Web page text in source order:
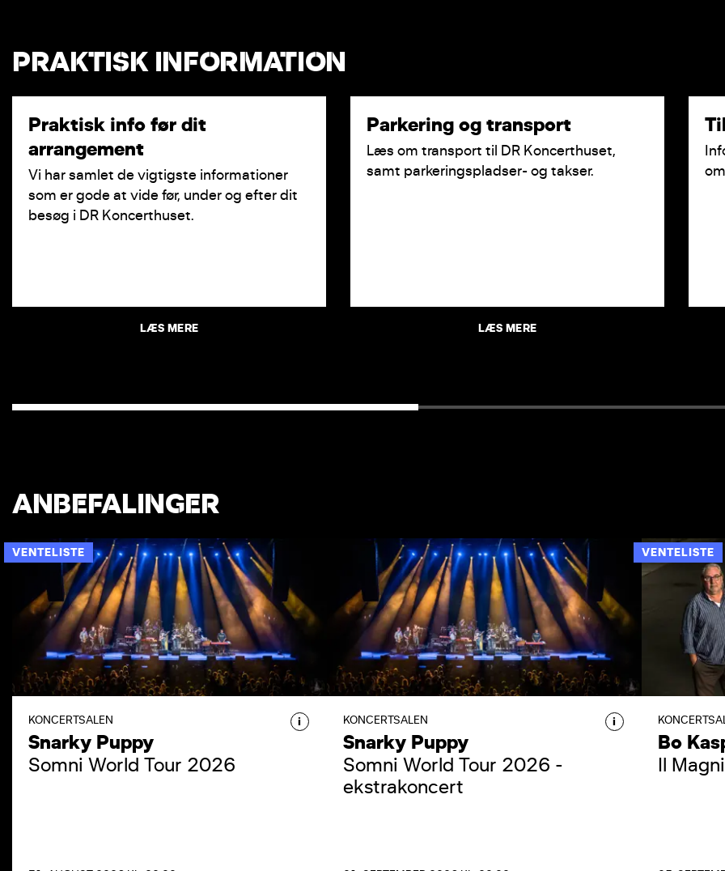
PRAKTISK INFORMATION
Praktisk info før dit
arrangement
Vi har samlet de vigtigste informationer
som er gode at vide før, under og efter dit
besøg i DR Koncerthuset.
LÆS MERE
Parkering og transport
Læs om transport til DR Koncerthuset,
samt parkeringspladser- og takser.
LÆS MERE
ANBEFALINGER
VENTELISTE
KONCERTSALEN
Snarky Puppy
Somni World Tour 2026
i
SNARKY PUPPY
SNARKY PUPPY
Snarky Puppy, femdobbelte
GRAMMY-vindere, gæster DR
Koncerthuset og fylder Koncertsalen
kompromisløse lyd.
KONCERTSALEN
Snarky Puppy
Somni World Tour 2026 -
ekstrakoncert
i
SNARKY PUPPY
SNARKY PUPPY
Snarky Puppy, femdobbelte
GRAMMY-vindere, gæster DR
Koncerthuset og fylder Koncertsalen
kompromisløse lyd.
VENTELISTE
Bo
Il
BO
Bo
og nyt